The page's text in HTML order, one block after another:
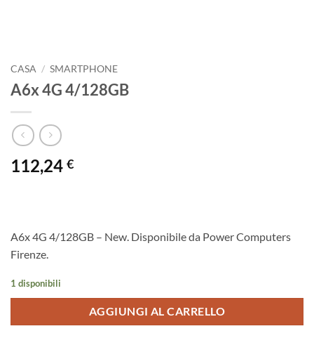
CASA / SMARTPHONE
A6x 4G 4/128GB
112,24 €
A6x 4G 4/128GB – New. Disponibile da Power Computers
Firenze.
1 disponibili
AGGIUNGI AL CARRELLO